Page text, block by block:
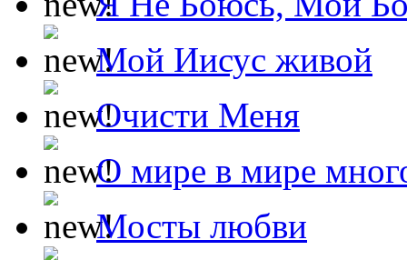
Мой Иисус живой
Очисти Меня
О мире в мире
Мосты любви